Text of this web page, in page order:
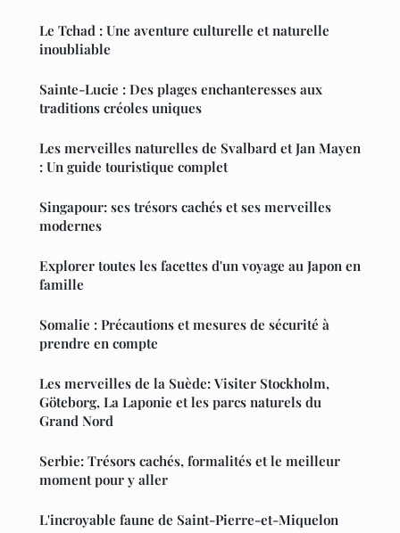
Le Tchad : Une aventure culturelle et naturelle
inoubliable
Sainte-Lucie : Des plages enchanteresses aux
traditions créoles uniques
Les merveilles naturelles de Svalbard et Jan Mayen
: Un guide touristique complet
Singapour: ses trésors cachés et ses merveilles
modernes
Explorer toutes les facettes d'un voyage au Japon en
famille
Somalie : Précautions et mesures de sécurité à
prendre en compte
Les merveilles de la Suède: Visiter Stockholm,
Göteborg, La Laponie et les parcs naturels du
Grand Nord
Serbie: Trésors cachés, formalités et le meilleur
moment pour y aller
L'incroyable faune de Saint-Pierre-et-Miquelon